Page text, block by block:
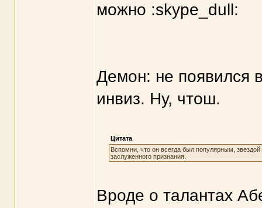
можно :skype_dull:
Демон: не появился
инвиз. Ну, чтош.
Цитата
Вспомни, что он всегда был популярным,
заслуженного признания.
Вроде о талантах